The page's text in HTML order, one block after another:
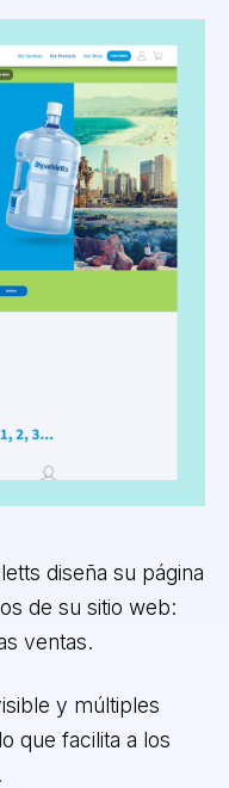
diseña su página
de su sitio web:
ventas.
y múltiples
que facilita a los